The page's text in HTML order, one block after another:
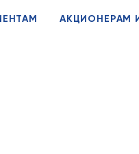
АКЦИОНЕРАМ